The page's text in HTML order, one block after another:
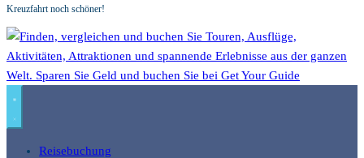
Kreuzfahrt noch schöner!
Reisebuchung